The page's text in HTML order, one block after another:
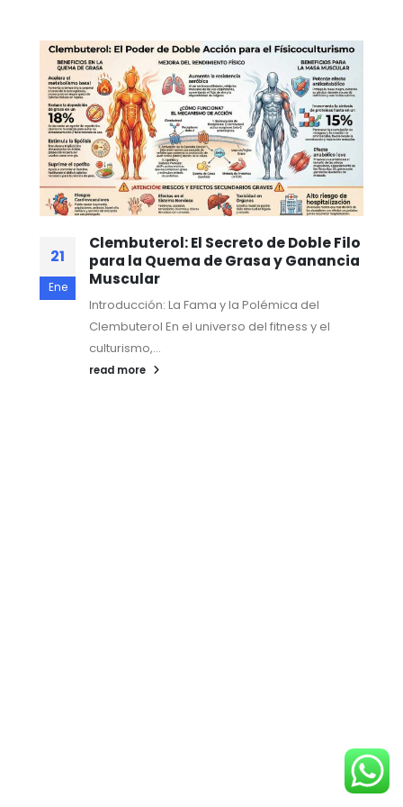
21
Ene
Clembuterol: El Secreto de Doble Filo
para la Quema de Grasa y Ganancia
Muscular
Introducción: La Fama y la Polémica del
Clembuterol En el universo del fitness y el
culturismo,...
read more